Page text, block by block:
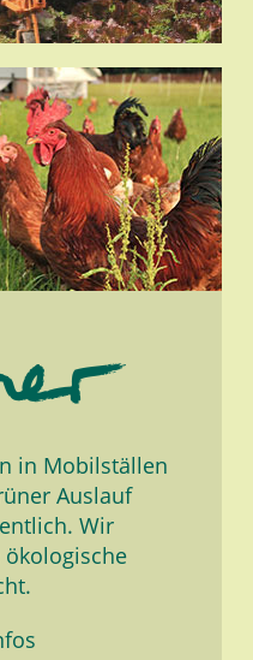
in Mobilställen
Auslauf
Wir